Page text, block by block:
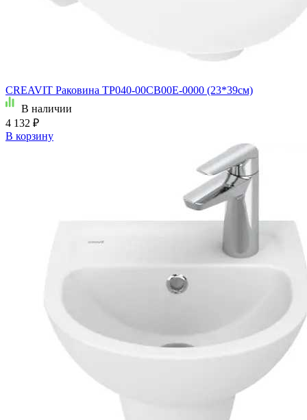
CREAVIT Раковина TP040-00CB00E-0000 (23*39см)
В наличии
4 132 ₽
В корзину